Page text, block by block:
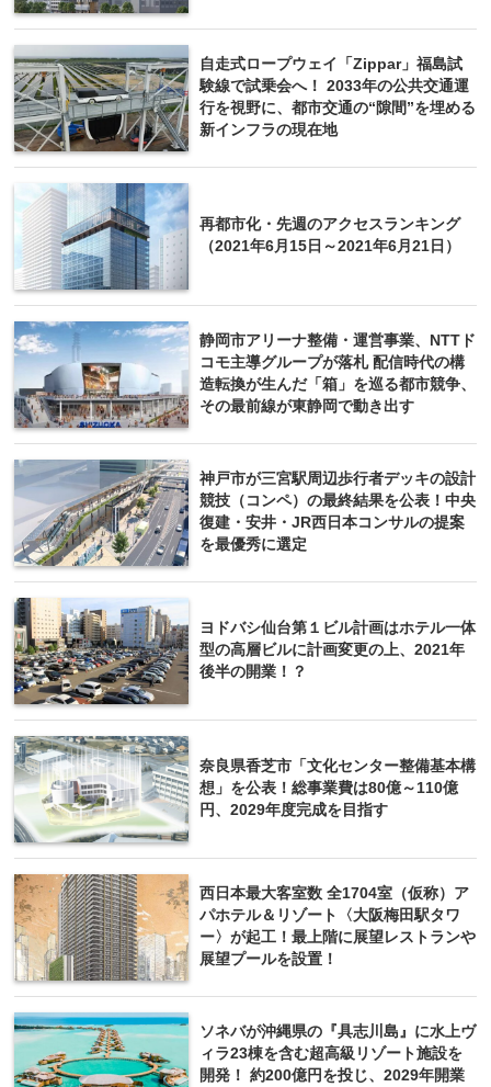
自走式ロープウェイ「Zippar」福島試
験線で試乗会へ！ 2033年の公共交通運
行を視野に、都市交通の“隙間”を埋める
新インフラの現在地
再都市化・先週のアクセスランキング
（2021年6月15日～2021年6月21日）
静岡市アリーナ整備・運営事業、NTTド
コモ主導グループが落札 配信時代の構
造転換が生んだ「箱」を巡る都市競争、
その最前線が東静岡で動き出す
神戸市が三宮駅周辺歩行者デッキの設計
競技（コンペ）の最終結果を公表！中央
復建・安井・JR西日本コンサルの提案
を最優秀に選定
ヨドバシ仙台第１ビル計画はホテル一体
型の高層ビルに計画変更の上、2021年
後半の開業！？
奈良県香芝市「文化センター整備基本構
想」を公表！総事業費は80億～110億
円、2029年度完成を目指す
西日本最大客室数 全1704室（仮称）ア
パホテル＆リゾート〈大阪梅田駅タワ
ー〉が起工！最上階に展望レストランや
展望プールを設置！
ソネバが沖縄県の『具志川島』に水上ヴ
ィラ23棟を含む超高級リゾート施設を
開発！ 約200億円を投じ、2029年開業